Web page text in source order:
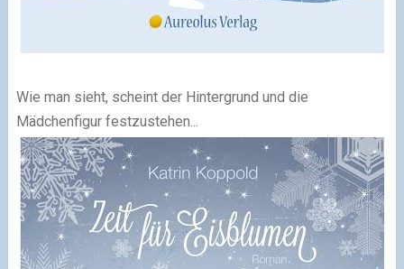
Wie man sieht, scheint der Hintergrund und die
Mädchenfigur festzustehen...